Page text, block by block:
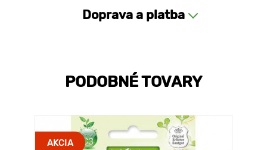
Doprava a platba
PODOBNÉ TOVARY
AKCIA